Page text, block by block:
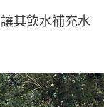
其飲水補充水